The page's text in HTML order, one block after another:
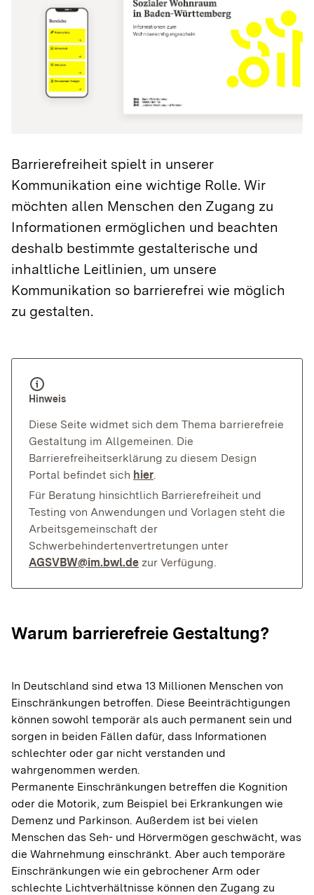
Barrierefreiheit spielt in unserer
Kommunikation eine wichtige Rolle. Wir
möchten allen Menschen den Zugang zu
Informationen ermöglichen und beachten
deshalb bestimmte gestalterische und
inhaltliche Leitlinien, um unsere
Kommunikation so barrierefrei wie möglich
zu gestalten.
Hinweis
Diese Seite widmet sich dem Thema barrierefreie
Gestaltung im Allgemeinen. Die
Barrierefreiheitserklärung zu diesem Design
Portal befindet sich hier.
Für Beratung hinsichtlich Barrierefreiheit und
Testing von Anwendungen und Vorlagen steht die
Arbeitsgemeinschaft der
AGSVBW@im.bwl.de zur Verfügung.
Warum barrierefreie Gestaltung?
In Deutschland sind etwa 13 Millionen Menschen von
Einschränkungen betroffen. Diese Beeinträchtigungen
können sowohl temporär als auch permanent sein und
sorgen in beiden Fällen dafür, dass Informationen
schlechter oder gar nicht verstanden und
wahrgenommen werden.
Permanente Einschränkungen betreffen die Kognition
oder die Motorik, zum Beispiel bei Erkrankungen wie
Demenz und Parkinson. Außerdem ist bei vielen
Menschen das Seh- und Hörvermögen geschwächt, was
die Wahrnehmung einschränkt. Aber auch temporäre
Einschränkungen wie ein gebrochener Arm oder
schlechte Lichtverhältnisse können den Zugang zu